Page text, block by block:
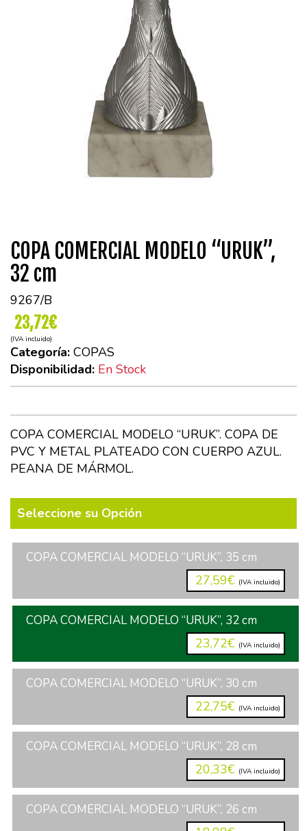
COPA COMERCIAL MODELO “URUK”,
32 cm
9267/B
23,72€
(IVA incluido)
Categoría: COPAS
Disponibilidad: En Stock
COPA COMERCIAL MODELO “URUK”. COPA DE
PVC Y METAL PLATEADO CON CUERPO AZUL.
PEANA DE MÁRMOL.
Seleccione su Opción
COPA COMERCIAL MODELO “URUK”, 35 cm
27,59€ (IVA incluido)
COPA COMERCIAL MODELO “URUK”, 32 cm
23,72€ (IVA incluido)
COPA COMERCIAL MODELO “URUK”, 30 cm
22,75€ (IVA incluido)
COPA COMERCIAL MODELO “URUK”, 28 cm
20,33€ (IVA incluido)
COPA COMERCIAL MODELO “URUK”, 26 cm